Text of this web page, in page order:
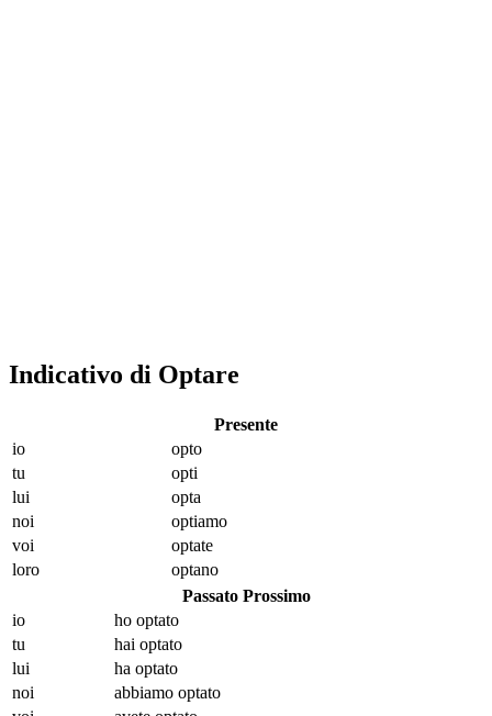
Indicativo di Optare
Presente
io
opto
tu
opti
lui
opta
noi
optiamo
voi
optate
loro
optano
Passato Prossimo
io
ho optato
tu
hai optato
lui
ha optato
noi
abbiamo optato